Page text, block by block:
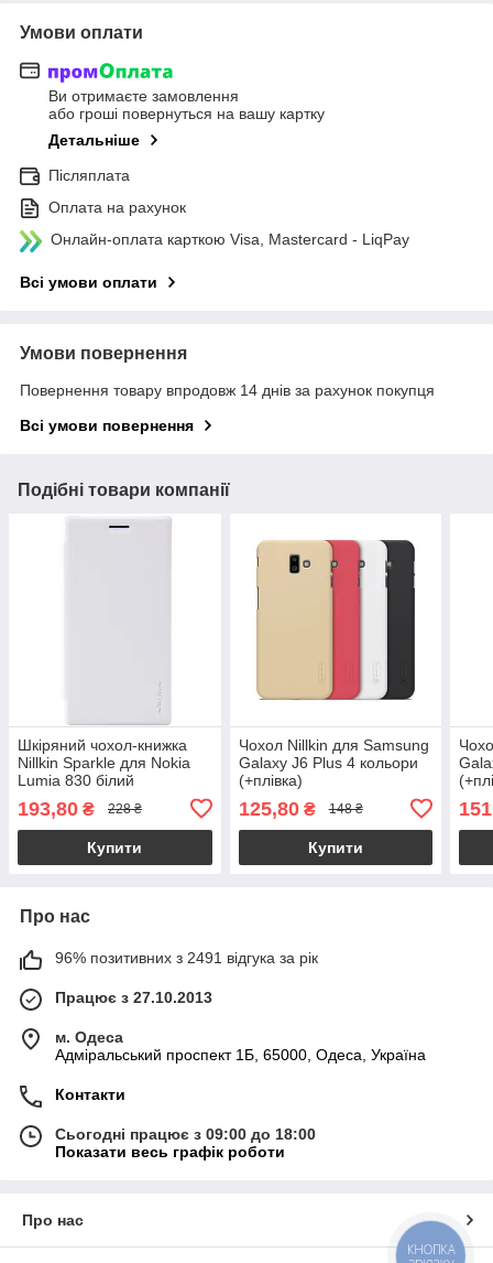
Умови оплати
Ви отримаєте замовлення
або гроші повернуться на вашу картку
Детальніше
Післяплата
Оплата на рахунок
Онлайн-оплата карткою Visa, Mastercard - LiqPay
Всі умови оплати
Умови повернення
Повернення товару впродовж 14 днів за рахунок покупця
Всі умови повернення
Подібні товари компанії
Шкіряний чохол-книжка
Nillkin Sparkle для Nokia
Lumia 830 білий
193,80 ₴ 228 ₴
Купити
Чохол Nillkin для Samsung
Galaxy J6 Plus 4 кольори
(+плівка)
125,80₴ 148 ₴
Купити
Про нас
96% позитивних з 2491 відгука за рік
Працює з 27.10.2013
м. Одеса
Адміральський проспект 1Б, 65000, Одеса, Україна
Контакти
Сьогодні працює з 09:00 до 18:00
Показати весь графік роботи
Про нас
КНОПКА